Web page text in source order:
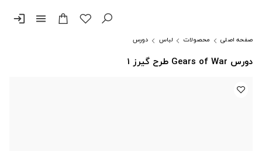
menu
login
صفحه اصلی محصولات لباس دورس
دورس Gears of War طرح گیرز 1